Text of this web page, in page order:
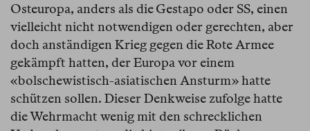
Osteuropa, anders als die Gestapo oder SS, einen
vielleicht nicht notwendigen oder gerechten, aber
doch anständigen Krieg gegen die Rote Armee
gekämpft hatten, der Europa vor einem
«bolschewistisch-asiatischen Ansturm» hatte
schützen sollen. Dieser Denkweise zufolge hatte
die Wehrmacht wenig mit den schrecklichen